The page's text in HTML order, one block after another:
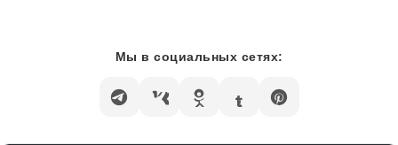
Мы в социальных сетях: